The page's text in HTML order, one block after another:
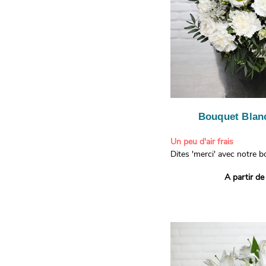
Bouquet
Un peu d'air frais
Dites 'merci' avec notre
de limonium blanc, ce
symbolisent l'amour et
le limonium blanc ajoute
A partir